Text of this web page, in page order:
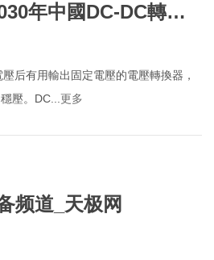
年中國DC-DC轉換
远景預測專題研讨報
后有用輸出固定電壓的電壓轉換器，
壓。DC... 更多
频道_天极网